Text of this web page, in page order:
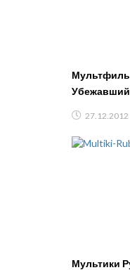
27.12.2012
Мультики